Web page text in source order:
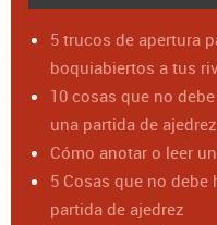
5 trucos de apertura
boquiabiertos a tus
10 cosas que no
una partida de ajedrez
Cómo anotar o leer
5 Cosas que no
partida de ajedrez